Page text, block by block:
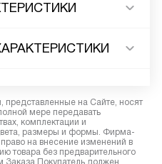
на Сайте, носят
мере передавать
комплектации и
размеры и формы. Фирма-
на внесение изменений в
товара без предварительного
Покупатель должен